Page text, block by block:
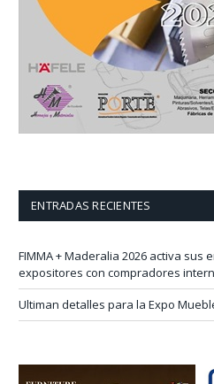
ENTRADAS RECIENTES
FIMMA + Maderalia 2026 activa sus
expositores con compradores
Ultiman detalles para la Expo